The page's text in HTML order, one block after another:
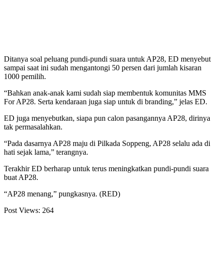
Ditanya soal peluang pundi-pundi suara untuk AP28, ED menyebut
sampai saat ini sudah mengantongi 50 persen dari jumlah kisaran
1000 pemilih.
“Bahkan anak-anak kami sudah siap membentuk komunitas MMS
For AP28. Serta kendaraan juga siap untuk di branding,” jelas ED.
ED juga menyebutkan, siapa pun calon pasangannya AP28, dirinya
tak permasalahkan.
“Pada dasarnya AP28 maju di Pilkada Soppeng, AP28 selalu ada di
hati sejak lama,” terangnya.
Terakhir ED berharap untuk terus meningkatkan pundi-pundi suara
buat AP28.
“AP28 menang,” pungkasnya. (RED)
Post Views: 264